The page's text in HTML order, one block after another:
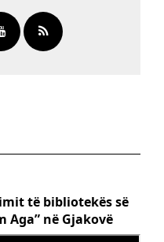
të bibliotekës së
Aga” në Gjakovë